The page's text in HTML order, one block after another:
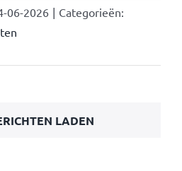
06-2026 | Categorieën:
LADEN